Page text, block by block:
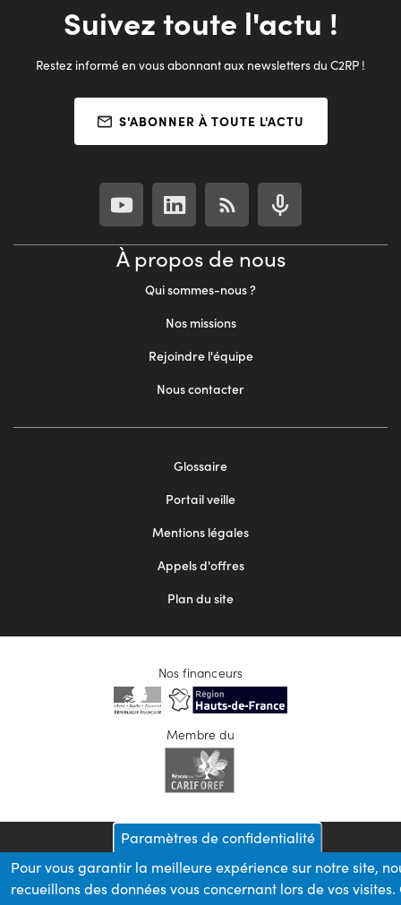
Suivez toute l'actu !
Restez informé en vous abonnant aux newsletters du C2RP !
S'ABONNER À TOUTE L'ACTU
À propos de nous
Qui sommes-nous ?
Nos missions
Rejoindre l'équipe
Nous contacter
Glossaire
Portail veille
Mentions légales
Appels d'offres
Plan du site
Nos financeurs
Membre du
Paramètres de confidentialité
Pour vous garantir la meilleure expérience sur notre site,
recueillons des données vous concernant lors de vos visites.